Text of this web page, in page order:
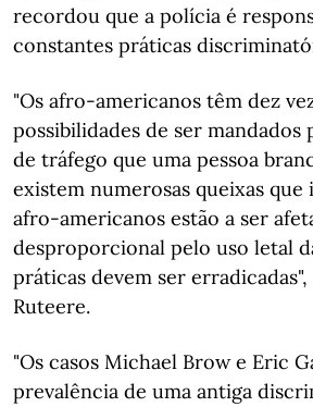
recordou que a polícia é
constantes práticas
"Os afro-americanos têm dez
possibilidades de ser mandados
de tráfego que uma pessoa
existem numerosas queixas que
afro-americanos estão a ser
desproporcional pelo uso letal
práticas devem ser
Ruteere.
"Os casos Michael Brow e Eric
prevalência de uma antiga